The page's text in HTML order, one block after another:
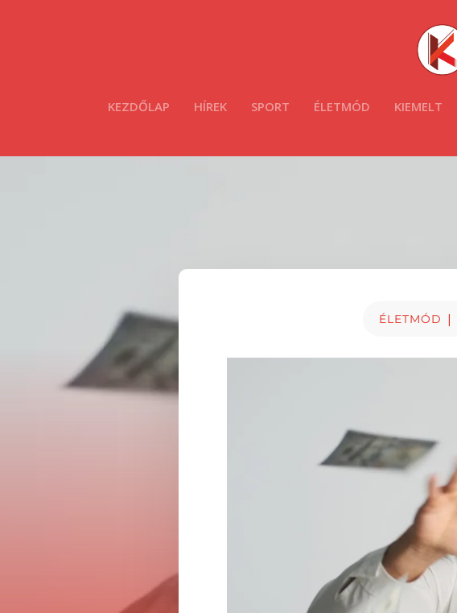
KEZDŐLAP HÍREK SPORT ÉLETMÓD KIEMELT
ÉLETMÓD |